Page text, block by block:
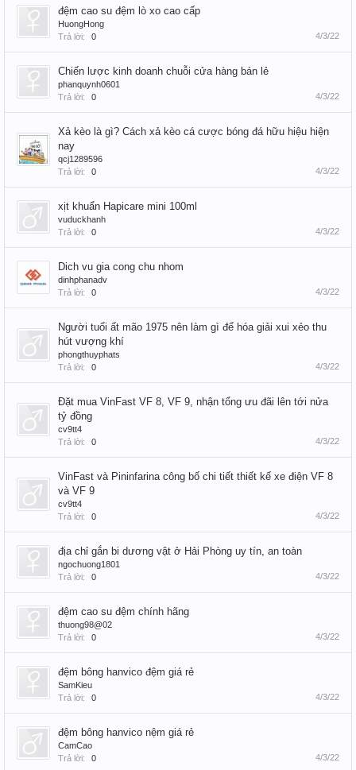
đệm cao su đệm lò xo cao cấp
HuongHong
Trả lời:
0 4/3/22
Chiến lược kinh doanh chuỗi cửa hàng bán lẻ
phanquynh0601
Trả lời:
0 4/3/22
Xả kèo là gì? Cách xả kèo cá cược bóng đá hữu hiệu hiện
nay
qcj1289596
Trả lời:
0 4/3/22
xịt khuẩn Hapicare mini 100ml
vuduckhanh
Trả lời:
0 4/3/22
Dich vu gia cong chu nhom
dinhphanadv
Trả lời:
0 4/3/22
Người tuổi ất mão 1975 nên làm gì để hóa giải xui xẻo thu
hút vượng khí
phongthuyphats
Trả lời:
0 4/3/22
Đặt mua VinFast VF 8, VF 9, nhận tổng ưu đãi lên tới nửa
tỷ đồng
cv9tt4
Trả lời:
0 4/3/22
VinFast và Pininfarina công bố chi tiết thiết kế xe điện VF 8
và VF 9
cv9tt4
Trả lời:
0 4/3/22
địa chỉ gắn bi dương vật ở Hải Phòng uy tín, an toàn
ngochuong1801
Trả lời:
0 4/3/22
đệm cao su đệm chính hãng
thuong98@02
Trả lời:
0 4/3/22
đệm bông hanvico đệm giá rẻ
SamKieu
Trả lời:
0 4/3/22
đệm bông hanvico nệm giá rẻ
CamCao
Trả lời:
0 4/3/22